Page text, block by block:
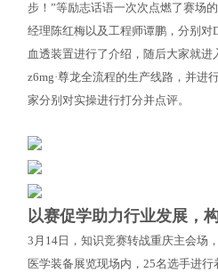
步！”等励志话语一次次点燃了赛场
经理陈红梅以及工程师谭鹏，分别对
血透装置进行了介绍，随后大家就
z6mg·尊龙全流程的生产线路，并进
家分别对实操进行打分并点评。
以赛促学助力行业发展，
3月14日，知识竞赛转战重庆主会场
医学装备展览现场内，25名选手进